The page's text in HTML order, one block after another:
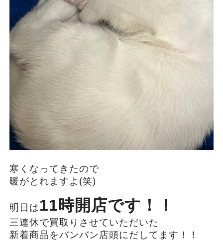
寒くなってきたので
暖がとれますよ(笑)
明日は11時開店です！！
三連休で買取りさせていただいた
新着商品をバンバン店頭にだしてます！！